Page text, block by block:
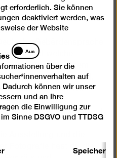
Rolle
Gebärdensprache
und welche
– ob wir in einem
aufgewachsen sind,
Tauben Kultur. Wir
wie Audismus,
was euch dabei bewegt.
Fotografie hast du die
erforderlich. Sie können
deaktiviert werden, was
der Website
Statistik
und
Analyse
Cookies
Aus
über die
auf
Dadurch können wir unser
und an Ihre
die Einwilligung zur
Sinne DSGVO und TTDSG